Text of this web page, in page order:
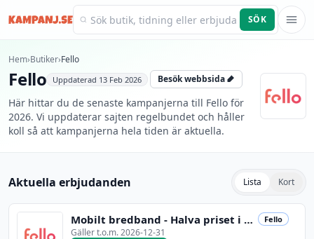
SÖK
Hem›Butiker›Fello
Fello Uppdaterad 13 Feb 2026 Besök webbsida
Här hittar du de senaste kampanjerna till Fello för
2026. Vi uppdaterar sajten regelbundet och håller
koll så att kampanjerna hela tiden är aktuella.
Aktuella erbjudanden Lista Kort
Mobilt bredband - Halva priset i 4 månader! 5 GB: Fello
Gäller t.o.m.2026-12-31